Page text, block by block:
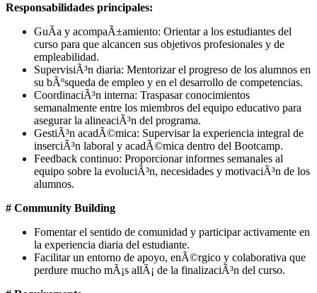
Responsabilidades principales:
GuÃ­a y acompaÃ±amiento: Orientar a los estudiantes del
curso para que alcancen sus objetivos profesionales y de
empleabilidad.
SupervisiÃ³n diaria: Mentorizar el progreso de los alumnos en
su bÃºsqueda de empleo y en el desarrollo de competencias.
CoordinaciÃ³n interna: Traspasar conocimientos
semanalmente entre los miembros del equipo educativo para
asegurar la alineaciÃ³n del programa.
GestiÃ³n acadÃ©mica: Supervisar la experiencia integral de
inserciÃ³n laboral y acadÃ©mica dentro del Bootcamp.
Feedback continuo: Proporcionar informes semanales al
equipo sobre la evoluciÃ³n, necesidades y motivaciÃ³n de los
alumnos.
# Community Building
Fomentar el sentido de comunidad y participar activamente en
la experiencia diaria del estudiante.
Facilitar un entorno de apoyo, enÃ©rgico y colaborativa que
perdure mucho mÃ¡s allÃ¡ de la finalizaciÃ³n del curso.